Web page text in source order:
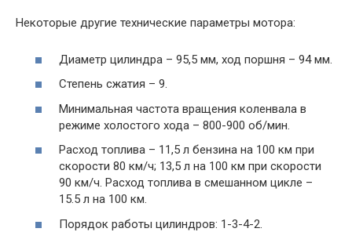
Некоторые другие технические параметры мотора:
Диаметр цилиндра – 95,5 мм, ход поршня – 94 мм.
Степень сжатия – 9.
Минимальная частота вращения коленвала в
режиме холостого хода – 800-900 об/мин.
Расход топлива – 11,5 л бензина на 100 км при
скорости 80 км/ч; 13,5 л на 100 км при скорости
90 км/ч. Расход топлива в смешанном цикле –
15.5 л на 100 км.
Порядок работы цилиндров: 1-3-4-2.